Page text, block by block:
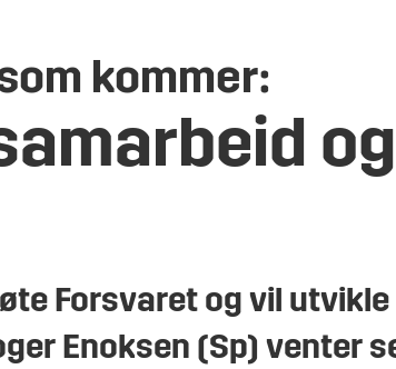
kommer:
og
Forsvaret og vil
Enoksen (Sp) venter